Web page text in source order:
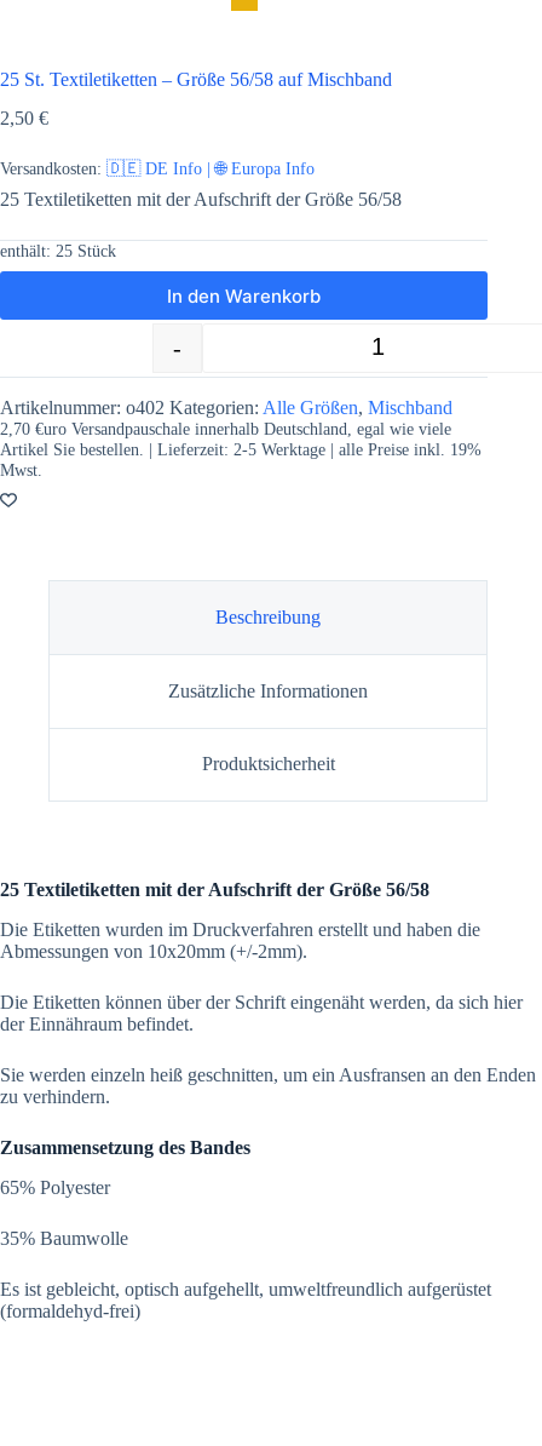
25 St. Textiletiketten – Größe 56/58 auf Mischband
2,50 €
Versandkosten: 🇩🇪 DE Info | 🌐 Europa Info
25 Textiletiketten mit der Aufschrift der Größe 56/58
enthält: 25 Stück
25 St. Textiletiketten - Größe 56/58
-
In den Warenkorb
Artikelnummer: o402 Kategorien: Alle Größen, Mischband
2,70 €uro Versandpauschale innerhalb Deutschland, egal wie viele
Artikel Sie bestellen. | Lieferzeit: 2-5 Werktage | alle Preise inkl. 19%
Mwst.
Beschreibung
Zusätzliche Informationen
Produktsicherheit
25 Textiletiketten mit der Aufschrift der Größe 56/58
Die Etiketten wurden im Druckverfahren erstellt und haben die
Abmessungen von 10x20mm (+/-2mm).
Die Etiketten können über der Schrift eingenäht werden, da sich hier
der Einnähraum befindet.
Sie werden einzeln heiß geschnitten, um ein Ausfransen an den Enden
zu verhindern.
Zusammensetzung des Bandes
65% Polyester
35% Baumwolle
Es ist gebleicht, optisch aufgehellt, umweltfreundlich aufgerüstet
(formaldehyd-frei)